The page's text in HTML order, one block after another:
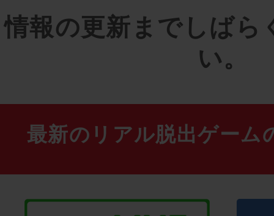
情報の更新までしばら
い。
最新のリアル脱出ゲーム